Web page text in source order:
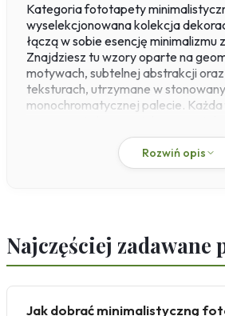
Kategoria fototapety
wyselekcjonowana kolekcja
łączą w sobie esencję minimalizmu
Znajdziesz tu wzory oparte na
motywach, subtelnej abstrakcji
teksturach, utrzymane w
monochromatycznej palecie.
przestrzeń i harmonię wnętrza,
chaos. Produkty drukowane są w
drukarni na flizelinie o gramaturze
Fototapety w stylu
sprawdzają się w różnych
minimalistyczne czarno białe – ich
Rozwiń opis
Najczęściej zadawane
Jak dobrać minimalistyczną